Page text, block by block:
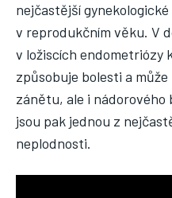
nejčastější
v reprodukčním věku. V
v ložiscích endometriózy
způsobuje bolesti a
zánětu, ale i
jsou pak jednou z
neplodnosti.